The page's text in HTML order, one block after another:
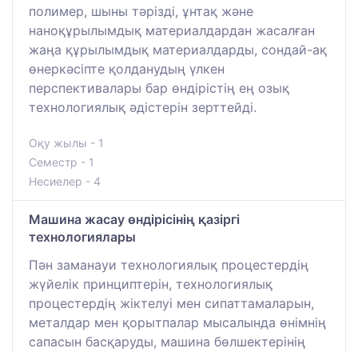
полимер, шыны тәрізді, ұнтақ және
наноқұрылымдық материалдардан жасалған
жаңа құрылымдық материалдарды, сондай-ақ
өнеркәсіпте қолданудың үлкен
перспективалары бар өндірістің ең озық
технологиялық әдістерін зерттейді.
Оқу жылы - 1
Семестр - 1
Несиелер - 4
Машина жасау өндірісінің қазіргі
технологиялары
Пән заманауи технологиялық процестердің
жүйелік принциптерін, технологиялық
процестердің жіктелуі мен сипаттамаларын,
металдар мен қорытпалар мысалында өнімнің
сапасын басқаруды, машина бөлшектерінің